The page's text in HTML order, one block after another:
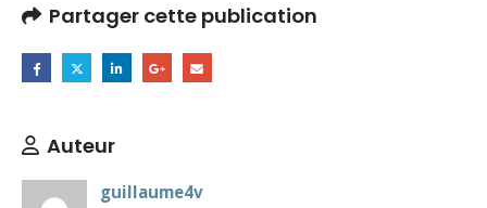
Partager cette publication
Auteur
guillaume4v